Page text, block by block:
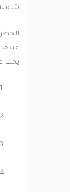
شاملة من
الخطوات
عندما
يجب عليه